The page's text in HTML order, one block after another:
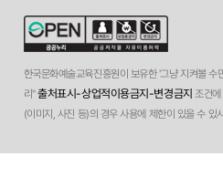
한국문화예술교육진흥원이 보유한 '그냥 지켜볼
리"출처표시-상업적이용금지-변경금지 조건
(이미지, 사진 등)의 경우 사용에 제한이 있을 수 있